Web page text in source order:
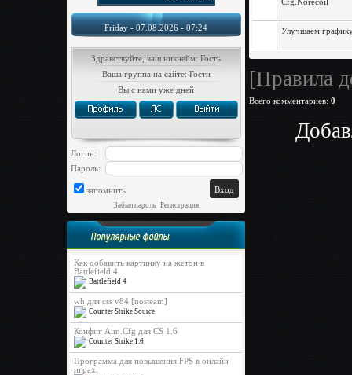
Friday - 07.08.2026 - 07:24
Здравствуйте, ваш никнейм: Гость
Ваша группа на сайте: Гости
Вы с нами уже дней
Логин:
Пароль:
запомнить
Забыл пароль| Регистрация
Популярные файлы
Как добавить картинку на жетон в
Battlefield 4
Battlefield 4
wh для css v84 [nosteam]
Counter Strike Source
Конфиг Aim.Cfg для CS 1.6
Counter Strike 1.6
Программа для повышения FPS в онлайн
играх.
Улучшаем
[Правила
Всего комментариев: 0